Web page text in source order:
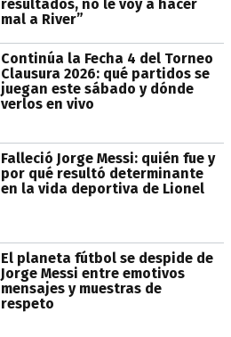
resultados, no le voy a hacer
mal a River”
Continúa la Fecha 4 del Torneo
Clausura 2026: qué partidos se
juegan este sábado y dónde
verlos en vivo
Falleció Jorge Messi: quién fue y
por qué resultó determinante
en la vida deportiva de Lionel
El planeta fútbol se despide de
Jorge Messi entre emotivos
mensajes y muestras de
respeto